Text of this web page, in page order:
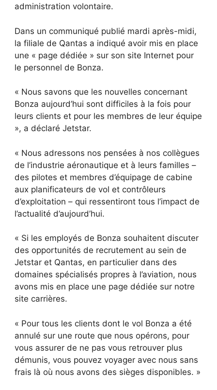
administration volontaire.
Dans un communiqué publié mardi après-midi,
la filiale de Qantas a indiqué avoir mis en place
une « page dédiée » sur son site Internet pour
le personnel de Bonza.
« Nous savons que les nouvelles concernant
Bonza aujourd’hui sont difficiles à la fois pour
leurs clients et pour les membres de leur équipe
», a déclaré Jetstar.
« Nous adressons nos pensées à nos collègues
de l’industrie aéronautique et à leurs familles –
des pilotes et membres d’équipage de cabine
aux planificateurs de vol et contrôleurs
d’exploitation – qui ressentiront tous l’impact de
l’actualité d’aujourd’hui.
« Si les employés de Bonza souhaitent discuter
des opportunités de recrutement au sein de
Jetstar et Qantas, en particulier dans des
domaines spécialisés propres à l’aviation, nous
avons mis en place une page dédiée sur notre
site carrières.
« Pour tous les clients dont le vol Bonza a été
annulé sur une route que nous opérons, pour
vous assurer de ne pas vous retrouver plus
démunis, vous pouvez voyager avec nous sans
frais là où nous avons des sièges disponibles. »